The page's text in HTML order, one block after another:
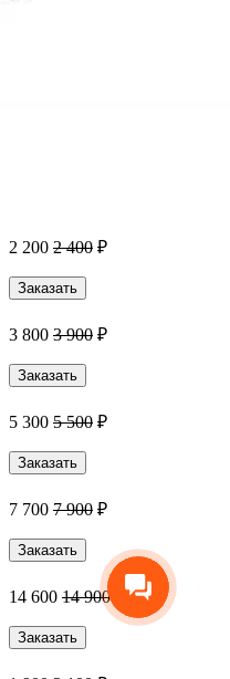
2 200 2 400 ₽
Заказать
3 800 3 900 ₽
Заказать
5 300 5 500 ₽
Заказать
7 700 7 900 ₽
Заказать
14 600 14 900
Заказать